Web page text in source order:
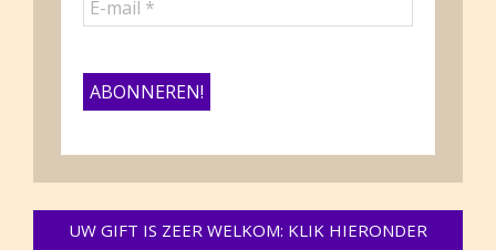
UW GIFT IS ZEER WELKOM: KLIK HIERONDER